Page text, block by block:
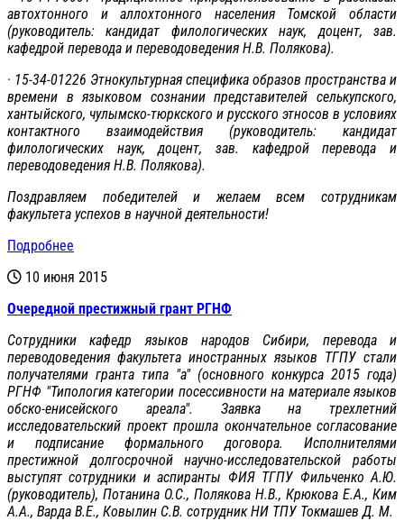
автохтонного и аллохтонного населения Томской области
(руководитель: кандидат филологических наук, доцент, зав.
кафедрой перевода и переводоведения Н.В. Полякова).
· 15-34-01226 Этнокультурная специфика образов пространства и
времени в языковом сознании представителей селькупского,
хантыйского, чулымско-тюркского и русского этносов в условиях
контактного взаимодействия (руководитель: кандидат
филологических наук, доцент, зав. кафедрой перевода и
переводоведения Н.В. Полякова).
Поздравляем победителей и желаем всем сотрудникам
факультета успехов в научной деятельности!
Подробнее
10 июня 2015
Очередной престижный грант РГНФ
Сотрудники кафедр языков народов Сибири, перевода и
переводоведения факультета иностранных языков ТГПУ стали
получателями гранта типа "а" (основного конкурса 2015 года)
РГНФ "Типология категории посессивности на материале языков
обско-енисейского ареала". Заявка на трехлетний
исследовательский проект прошла окончательное согласование
и подписание формального договора. Исполнителями
престижной долгосрочной научно-исследовательской работы
выступят сотрудники и аспиранты ФИЯ ТГПУ Фильченко А.Ю.
(руководитель), Потанина О.С., Полякова Н.В., Крюкова Е.А., Ким
А.А., Варда В.Е., Ковылин С.В. сотрудник НИ ТПУ Токмашев Д. М.